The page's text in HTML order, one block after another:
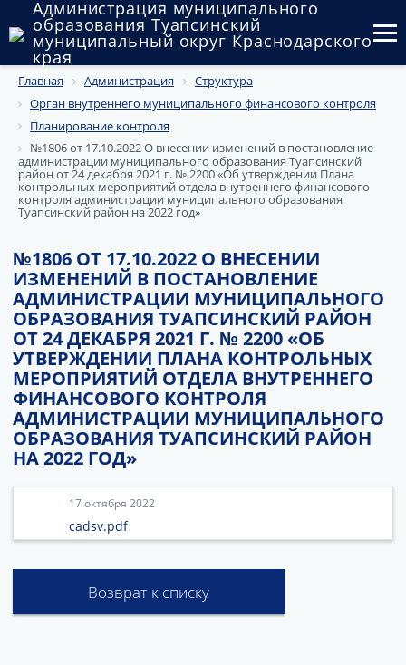
Администрация муниципального
образования Туапсинский
муниципальный округ Краснодарского
края
Округ
Администрация
Муниципальные закупки
Государственный и муниципальный контроль
Публичные слушания и общественные обсуждения
Документы
Главная Администрация
Структура
Орган внутреннего муниципального финансового контроля
Планирование контроля
№1806 от 17.10.2022 О внесении изменений в постановление
администрации муниципального образования Туапсинский
район от 24 декабря 2021 г. № 2200 «Об утверждении Плана
контрольных мероприятий отдела внутреннего финансового
контроля администрации муниципального образования
Туапсинский район на 2022 год»
№1806 ОТ 17.10.2022 О ВНЕСЕНИИ
ИЗМЕНЕНИЙ В ПОСТАНОВЛЕНИЕ
АДМИНИСТРАЦИИ МУНИЦИПАЛЬНОГО
ОБРАЗОВАНИЯ ТУАПСИНСКИЙ РАЙОН
ОТ 24 ДЕКАБРЯ 2021 Г. № 2200 «ОБ
УТВЕРЖДЕНИИ ПЛАНА КОНТРОЛЬНЫХ
МЕРОПРИЯТИЙ ОТДЕЛА ВНУТРЕННЕГО
ФИНАНСОВОГО КОНТРОЛЯ
АДМИНИСТРАЦИИ МУНИЦИПАЛЬНОГО
ОБРАЗОВАНИЯ ТУАПСИНСКИЙ РАЙОН
НА 2022 ГОД»
17 октября 2022
cadsv.pdf
Возврат к списку